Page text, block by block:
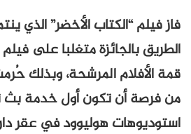
فاز فيلم “الكتاب الأخضر” الذي
الطريق بالجائزة متغلبا على
قمة الأفلام المرشحة، وبذلك
من فرصة أن تكون أول خدمة
استوديوهات هوليوود في عقر